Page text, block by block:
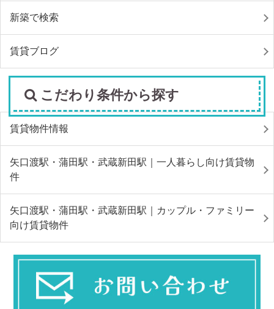
新築で検索
賃貸ブログ
こだわり条件から探す
賃貸物件情報
矢口渡駅・蒲田駅・武蔵新田駅｜一人暮らし向け賃貸物
件
矢口渡駅・蒲田駅・武蔵新田駅｜カップル・ファミリー
向け賃貸物件